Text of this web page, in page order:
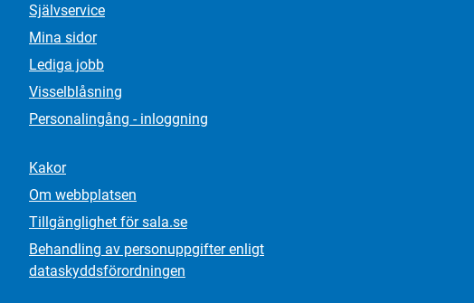
Självservice
Mina sidor
Lediga jobb
Visselblåsning
Personalingång - inloggning
Kakor
Om webbplatsen
Tillgänglighet för sala.se
Behandling av personuppgifter enligt
dataskydds­förordningen